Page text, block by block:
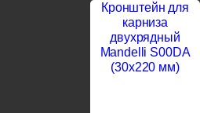
Кронштейн для
карниза
двухрядный
Mandelli S00DA
(30x220 мм)